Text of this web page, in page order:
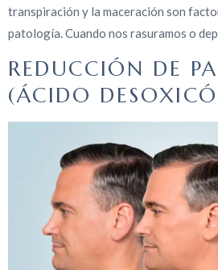
transpiración y la maceración son
patología. Cuando nos rasuramos o
REDUCCIÓN DE
(ÁCIDO